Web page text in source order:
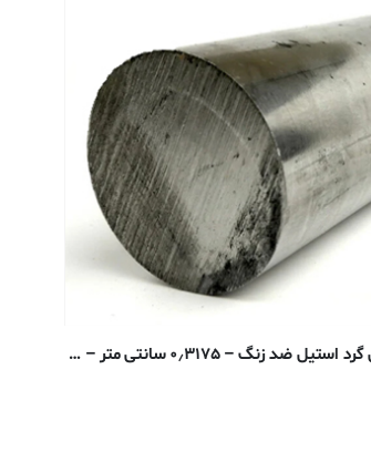
میل گرد استیل ضد زنگ – ۰٫۳۱۷۵ سانتی متر – ۳۰۴/۳۰۴L پوشش خنک کننده آنیل